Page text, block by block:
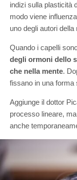
indizi sulla plasticità
modo viene
uno degli autori della
Quando i capelli
degli ormoni dello
che nella mente.
fissano in una forma
Aggiunge il dottor
processo lineare,
anche